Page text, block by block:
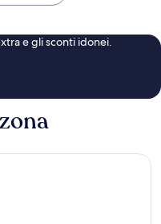
e gli sconti idonei.